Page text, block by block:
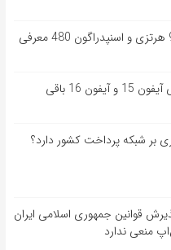
گوشی اقتصادی آنر پلی 6C با نمایشگر 90 هرتزی و اسنپدراگون 480 معرفی
کوالکام احتمالا تامین‌کننده مودم 5G سری آیفون 15 و آیفون 16 باقی
بر شبکه پرداخت کشور دارد؟
قوانین جمهوری اسلامی ایران
منعی ندارد